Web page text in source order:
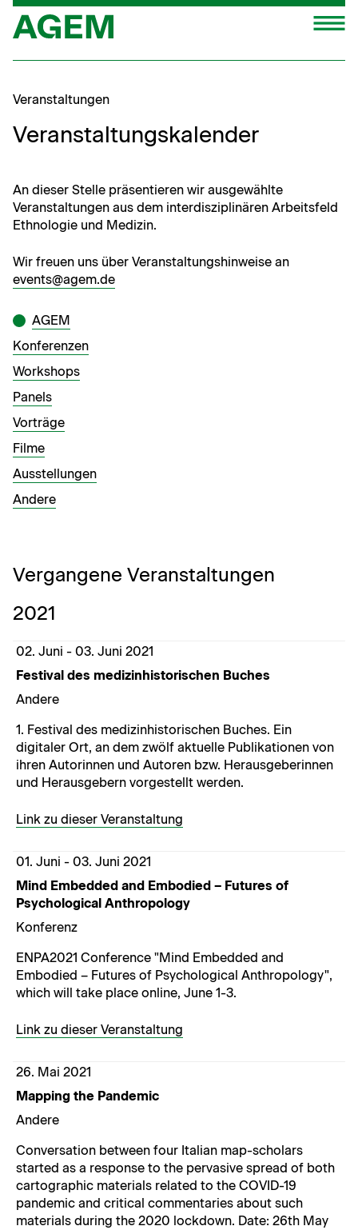
Zum
Inhalt
springen
Veranstaltungen
Veranstaltungskalender
An dieser Stelle präsentieren wir ausgewählte
Veranstaltungen aus dem interdisziplinären Arbeitsfeld
Ethnologie und Medizin.
Wir freuen uns über Veranstaltungshinweise an
events@agem.de
AGEM
Kon­feren­zen
Work­shops
Pan­els
Vorträge
Filme
Ausstel­lun­gen
Andere
Vergangene Veranstaltungen
2021
02. Juni - 03. Juni 2021
Festival des medizinhistorischen Buches
Andere
1. Festival des medizinhistorischen Buches. Ein
digitaler Ort, an dem zwölf aktuelle Publikationen von
ihren Autorinnen und Autoren bzw. Herausgeberinnen
und Herausgebern vorgestellt werden.
Link zu dieser Veranstaltung
01. Juni - 03. Juni 2021
Mind Embedded and Embodied – Futures of
Psychological Anthropology
Konferenz
ENPA2021 Conference "Mind Embedded and
Embodied – Futures of Psychological Anthropology",
which will take place online, June 1-3.
Link zu dieser Veranstaltung
26. Mai 2021
Mapping the Pandemic
Andere
Conversation between four Italian map-scholars
started as a response to the pervasive spread of both
cartographic materials related to the COVID-19
pandemic and critical commentaries about such
materials during the 2020 lockdown. Date: 26th May